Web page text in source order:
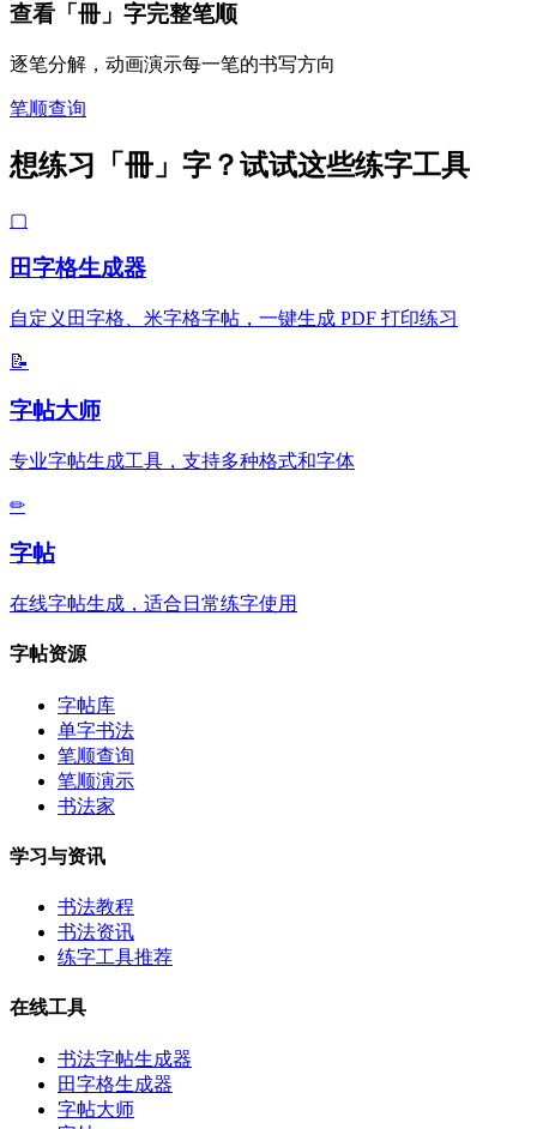
查看「冊」字完整笔顺
逐笔分解，动画演示每一笔的书写方向
笔顺查询
想练习「冊」字？试试这些练字工具
▢
田字格生成器
自定义田字格、米字格字帖，一键生成 PDF 打印练习
📝
字帖大师
专业字帖生成工具，支持多种格式和字体
✏
字帖
在线字帖生成，适合日常练字使用
字帖资源
字帖库
单字书法
笔顺查询
笔顺演示
书法家
学习与资讯
书法教程
书法资讯
练字工具推荐
在线工具
书法字帖生成器
田字格生成器
字帖大师